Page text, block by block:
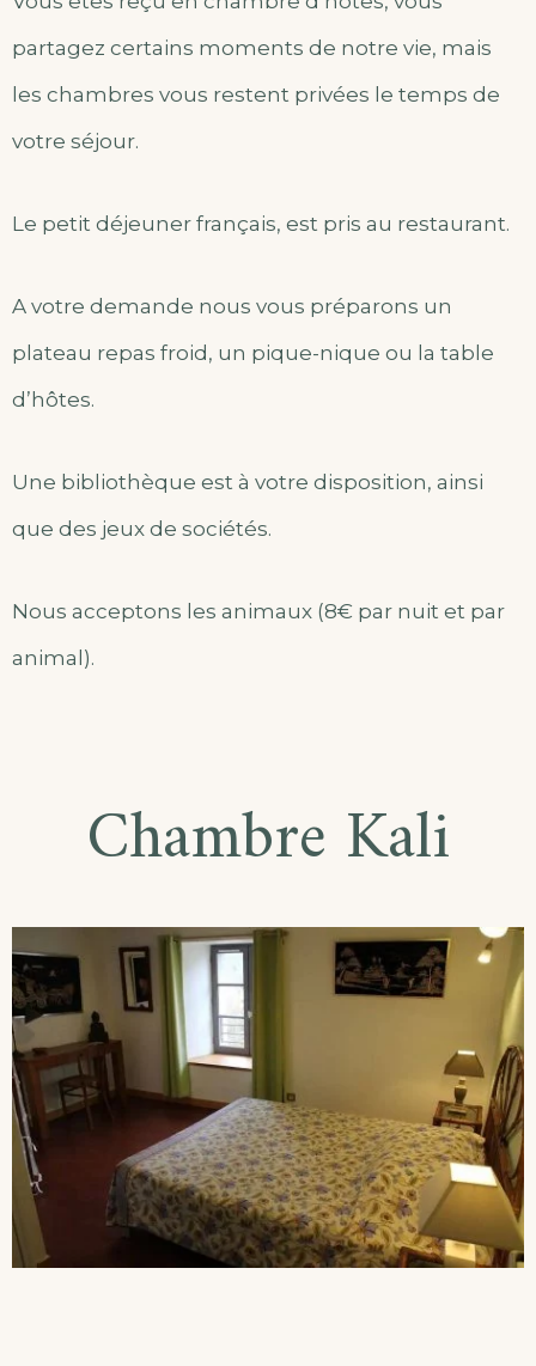
partagez certains moments de notre vie, mais
les chambres vous restent privées le temps de
votre séjour.
Le petit déjeuner français, est pris au restaurant.
A votre demande nous vous préparons un
plateau repas froid, un pique-nique ou la table
d’hôtes.
Une bibliothèque est à votre disposition, ainsi
que des jeux de sociétés.
Nous acceptons les animaux (8€ par nuit et par
animal).
Chambre Kali